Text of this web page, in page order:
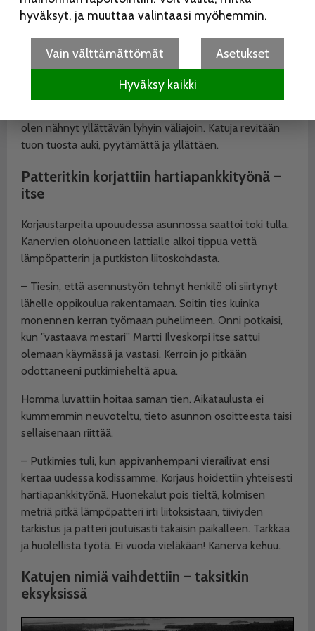
– Soitin sähkölaitoksen päivystykseen ja kerroin kadun
lupasivat kääntää virtakytkintä, pyysin aloittamaan
rakennustyöt. Kyllähän kaupunki sitten pystytti pylväät,
veti ilmajohdot ja asensi valaisimet. Nyt 2000-luvulla
olen nähnyt yllättävän lyhyin väliajoin. Katuja revitään
tuon tuosta auki, pyytämättä ja yllättäen.
Patteritkin korjattiin hartiapankkityönä –
itse
Korjaustarpeita upouudessa asunnossa saattoi toki tulla.
Kanervien olohuoneen lattialle alkoi tippua vettä
lämpöpatterin ja putkiston liitoskohdasta.
– Tiesin, että asennustyön tehnyt henkilö oli siirtynyt
lähelle oppikoulua rakentamaan. Soitin ties kuinka
monennen kerran työmaan puhelimeen. Onni potkaisi,
kun ”vastaava mestari” Martti Ilveskorpi itse sattui
olemaan käymässä ja vastasi. Kerroin jo pitkään
odottaneeni putkimieheltä apua.
Homma luvattiin hoitaa saman tien. Aikataulusta ei
kummemmin neuvoteltu, tieto asunnon osoitteesta taisi
sellaisenaan riittää.
– Putkimies tuli, kun appivanhempani vierailivat ensi
kertaa uudessa kodissamme. Korjaus hoidettiin yhteisesti
hartiapankkityönä. Huonekalut pois tieltä, kolmisen
metriä pitkä lämpöpatteri irti liitoksistaan, tiiviyden
tarkistus ja patteri joutuisasti takaisin paikalleen. Tarkkaa
ja huolellista työtä. Ei vuoda vieläkään! Kanerva kehuu.
Katujen nimiä vaihdettiin – taksitkin
eksyksissä
hyväksyt, ja muuttaa valintaasi myöhemmin.
Vain välttämättömät Asetukset
Hyväksy kaikki